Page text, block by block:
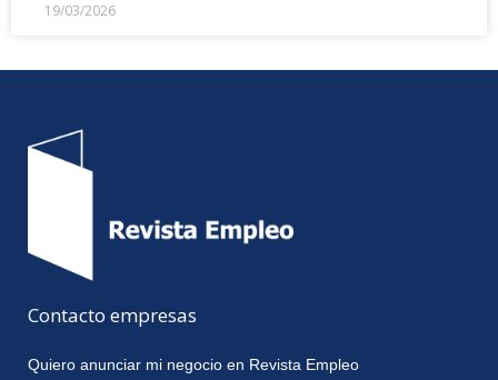
19/03/2026
Contacto empresas
Quiero anunciar mi negocio en Revista Empleo